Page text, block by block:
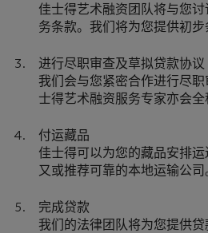
佳士得艺术融资团队将与您
务条款。我们将为您提供初步
进行尽职审查及草拟贷款协议
我们会与您紧密合作进行尽
士得艺术融资服务专家亦会全
付运藏品
佳士得可以为您的藏品安排运
又或推荐可靠的本地运输公司
完成贷款
我们的法律团队将为您提供